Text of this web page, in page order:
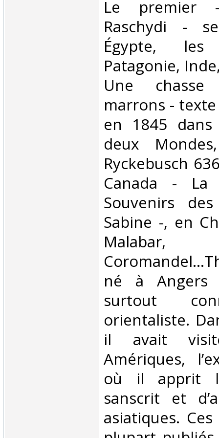
Le premier
Raschydi -
Égypte,
Patagonie,
Une
marrons -
en 1845
deux
Ryckebusch
Canada - La
Souvenirs
Sabine -, en
Malabar,
né à
surtout
orientaliste.
il avait
Amériques,
où il apprit
sanscrit et
asiatiques.